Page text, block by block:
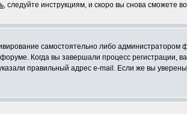
, следуйте инструкциям, и скоро вы снова сможете
самостоятельно либо администратором
Когда вы завершали процесс регистрации,
правильный адрес e-mail. Если же вы